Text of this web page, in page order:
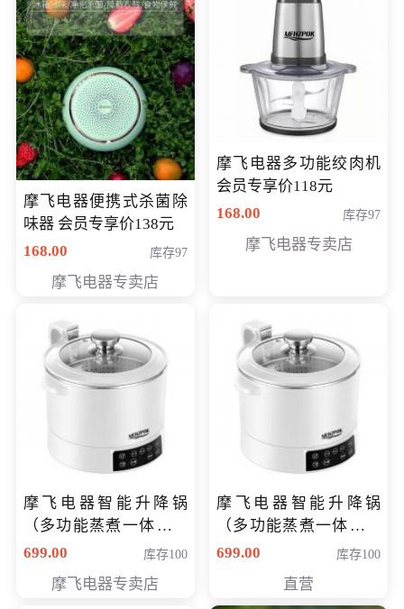
摩飞电器便携式杀菌除
味器 会员专享价138元
168.00
库存97
摩飞电器专卖店
摩飞电器多功能绞肉机
会员专享价118元
168.00
库存97
摩飞电器专卖店
摩飞电器智能升降锅
（多功能蒸煮一体锅）
（智能升降养生锅） 会
699.00 库存100
摩飞电器专卖店
摩飞电器智能升降锅
（多功能蒸煮一体锅）
（智能升降养生锅） 会
699.00 库存100
直营